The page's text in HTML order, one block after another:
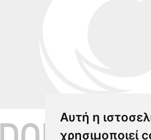
Αυτή η
χρησιμοποιεί